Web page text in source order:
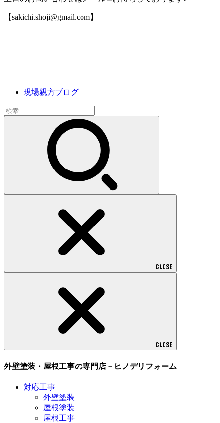
【sakichi.shoji@gmail.com】
現場親方ブログ
検
索:
CLOSE
CLOSE
外壁塗装・屋根工事の専門店－ヒノデリフォーム
対応工事
外壁塗装
屋根塗装
屋根工事